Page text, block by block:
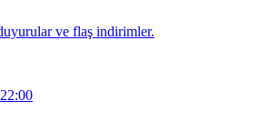
ve flaş indirimler.